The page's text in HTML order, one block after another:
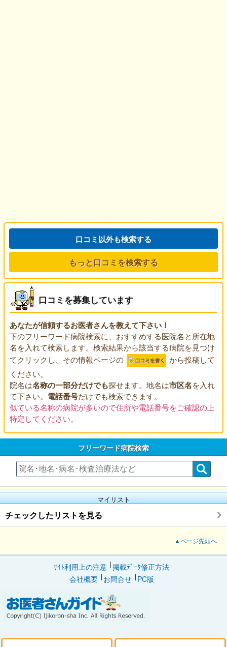
口コミ以外も検索する
もっと口コミを検索する
口コミを募集しています
あなたが信頼するお医者さんを教えて下さい！
下のフリーワード病院検索に、おすすめする医院名と所在地
名を入れて検索します。検索結果から該当する病院を見つけ
てクリックし、その情報ページの
から投稿して
ください。
院名は名称の一部分だけでも探せます。地名は市区名を入れ
て下さい。 電話番号だけでも検索できます。
似ている名称の病院が多いので住所や電話番号をご確認の上
特定してください。
フリーワード病院検索
マイリスト
チェックしたリストを見る
▲ページ先頭へ
ｻｲﾄ利用上の注意 掲載ﾃﾞｰﾀ修正方法
会社概要
お問合せ PC版